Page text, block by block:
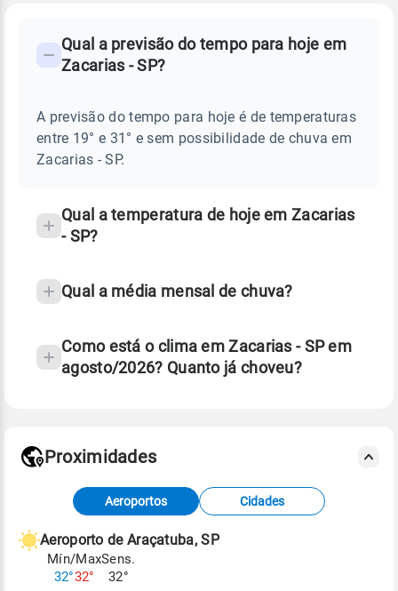
PREVISÃO
TEMPO
ZACARIAS
Perguntas
sobre
chuva
Qual a previsão do tempo para hoje em
Zacarias - SP?
A previsão do tempo para hoje é de temperaturas
entre 19° e 31° e sem possibilidade de chuva em
Zacarias - SP.
Qual a temperatura de hoje em Zacarias
- SP?
Qual a média mensal de chuva?
Como está o clima em Zacarias - SP em
agosto/2026? Quanto já choveu?
Fonte: dados combinados de estações
meteorológicas e satélite do Centro de Previsão
de Tempo e Estudos Climáticos (CPTEC).
Para obter mais informações sobre os dados
Proximidades
Aeroportos Cidades
Aeroporto de Araçatuba, SP
Mín/Max
32°32°
Sens.
32°